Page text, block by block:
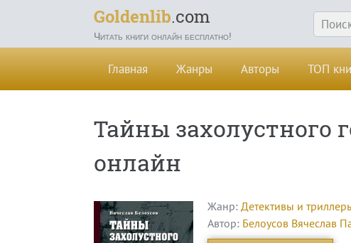
Goldenlib.com
Читать книги онлайн бесплатно!
Главная Жанры Авторы ТОП
Тайны захолустного
онлайн
Жанр: Детективы и
Автор: Белоусов Вячеслав